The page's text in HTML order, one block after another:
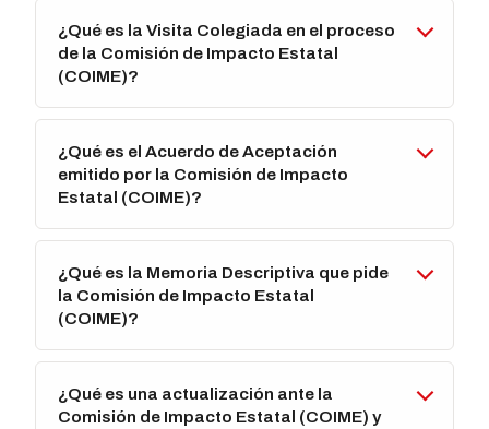
¿Qué es la Visita Colegiada en el proceso
de la Comisión de Impacto Estatal
(COIME)?
¿Qué es el Acuerdo de Aceptación
emitido por la Comisión de Impacto
Estatal (COIME)?
¿Qué es la Memoria Descriptiva que pide
la Comisión de Impacto Estatal
(COIME)?
¿Qué es una actualización ante la
Comisión de Impacto Estatal (COIME) y